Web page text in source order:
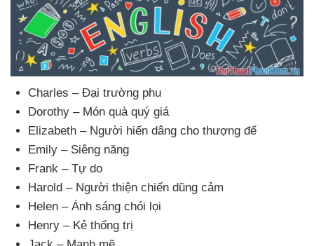
Charles – Đại trường phu
Dorothy – Món quà quý giá
Elizabeth – Người hiến dâng cho thượng đế
Emily – Siêng năng
Frank – Tự do
Harold – Người thiện chiến dũng cảm
Helen – Ánh sáng chói lọi
Henry – Kẻ thống trị